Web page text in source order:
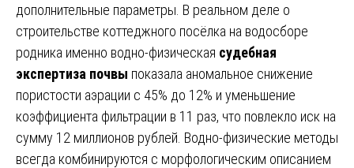
дополнительные параметры. В реальном деле о
строительстве коттеджного посёлка на водосборе
родника именно водно-физическая судебная
экспертиза почвы показала аномальное снижение
пористости аэрации с 45% до 12% и уменьшение
коэффициента фильтрации в 11 раз, что повлекло иск на
сумму 12 миллионов рублей. Водно-физические методы
всегда комбинируются с морфологическим описанием